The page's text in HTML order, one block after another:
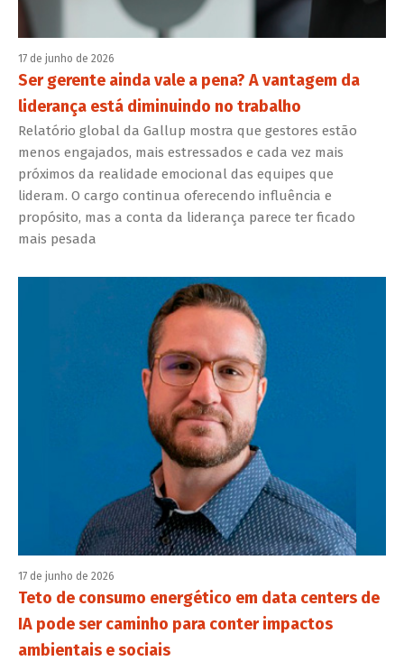
17 de junho de 2026
Ser gerente ainda vale a pena? A vantagem da
liderança está diminuindo no trabalho
Relatório global da Gallup mostra que gestores estão
menos engajados, mais estressados e cada vez mais
próximos da realidade emocional das equipes que
lideram. O cargo continua oferecendo influência e
propósito, mas a conta da liderança parece ter ficado
mais pesada
17 de junho de 2026
Teto de consumo energético em data centers de
IA pode ser caminho para conter impactos
ambientais e sociais